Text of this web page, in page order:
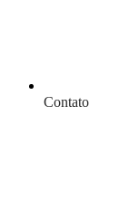
Contato